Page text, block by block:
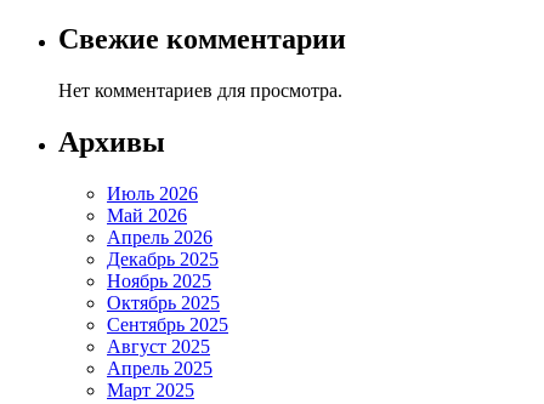
Свежие комментарии
Нет комментариев для просмотра.
Архивы
Июль 2026
Май 2026
Апрель 2026
Декабрь 2025
Ноябрь 2025
Октябрь 2025
Сентябрь 2025
Август 2025
Апрель 2025
Март 2025